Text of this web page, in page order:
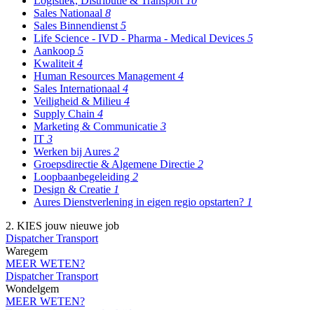
Sales Nationaal 8
Sales Binnendienst 5
Life Science - IVD - Pharma - Medical Devices 5
Aankoop 5
Kwaliteit 4
Human Resources Management 4
Sales Internationaal 4
Veiligheid & Milieu 4
Supply Chain 4
Marketing & Communicatie 3
IT 3
Werken bij Aures 2
Groepsdirectie & Algemene Directie 2
Loopbaanbegeleiding 2
Design & Creatie 1
Aures Dienstverlening in eigen regio opstarten? 1
2. KIES jouw nieuwe job
Dispatcher Transport
Waregem
MEER WETEN?
Dispatcher Transport
Wondelgem
MEER WETEN?